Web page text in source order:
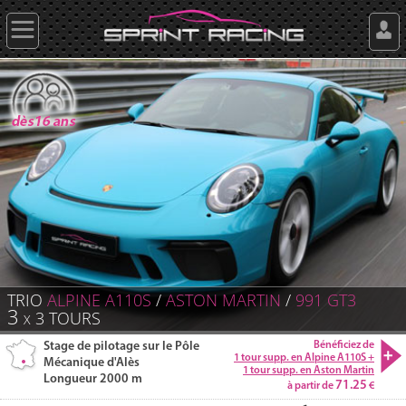
TRIO ALPINE A110S/ASTON MARTIN / 991 GT3
3 X 3 TOURS
Bénéficiez de
1 tour supp. en Alpine A110S +
1 tour supp. en Aston Martin
à partir de 71.25
Stage de pilotage sur le Pôle
Mécanique d'Alès
Longueur 2000 m